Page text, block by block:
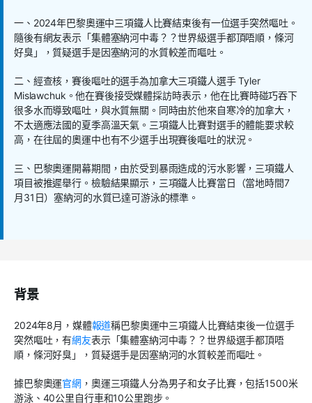
一、 2024年巴黎奧運中三項鐵人比賽結束後有一位選手突然嘔吐。
隨後有網友表示「集體塞納河中毒？？世界級選手都頂唔順，條河
好臭」，質疑選手是因塞納河的水質較差而嘔吐。
二、經查核，賽後嘔吐的選手為加拿大三項鐵人選手Tyler
Mislawchuk 。他在賽後接受媒體採訪時表示，他在比賽時碰巧吞下
很多水而導致嘔吐，與水質無關。同時由於他來自寒冷的加拿大，
不太適應法國的夏季高溫天氣。三項鐵人比賽對選手的體能要求較
高，在往屆的奧運中也有不少選手出現賽後嘔吐的狀況。
三、巴黎奧運開幕期間，由於受到暴雨造成的污水影響，三項鐵人
項目被推遲舉行。檢驗結果顯示，三項鐵人比賽當日（當地時間7
月31 日）塞納河的水質已達可游泳的標準。
背景
2024年8月，媒體報道稱巴黎奧運中三項鐵人比賽結束後一位選手
突然嘔吐，有網友表示「集體塞納河中毒？？世界級選手都頂唔
順，條河好臭」，質疑選手是因塞納河的水質較差而嘔吐。
據巴黎奧運官網，奧運三項鐵人分為男子和女子比賽，包括1500米
游泳、 40公里自行車和10公里跑步。